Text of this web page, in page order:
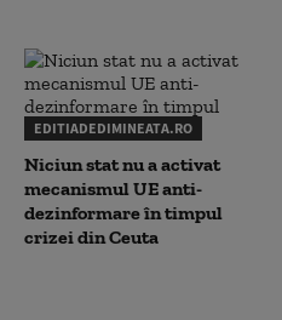
EDITIADEDIMINEATA.RO
Niciun stat nu a activat
mecanismul UE anti-
dezinformare în timpul
crizei din Ceuta